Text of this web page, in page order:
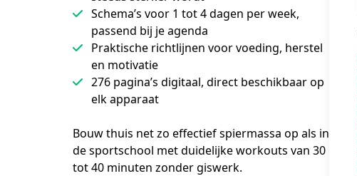
Schema’s voor 1 tot 4 dagen per week,
passend bij je agenda
Praktische richtlijnen voor voeding, herstel
en motivatie
276 pagina’s digitaal, direct beschikbaar op
elk apparaat
Bouw thuis net zo effectief spiermassa op als in
de sportschool met duidelijke workouts van 30
tot 40 minuten zonder giswerk.